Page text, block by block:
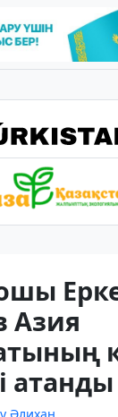
Азия
атанды